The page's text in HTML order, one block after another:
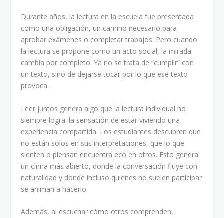
Durante años, la lectura en la escuela fue presentada
como una obligación, un camino necesario para
aprobar exámenes o completar trabajos. Pero cuando
la lectura se propone como un acto social, la mirada
cambia por completo. Ya no se trata de “cumplir” con
un texto, sino de dejarse tocar por lo que ese texto
provoca.
Leer juntos genera algo que la lectura individual no
siempre logra: la sensación de estar viviendo una
experiencia compartida. Los estudiantes descubren que
no están solos en sus interpretaciones, que lo que
sienten o piensan encuentra eco en otros. Esto genera
un clima más abierto, donde la conversación fluye con
naturalidad y donde incluso quienes no suelen participar
se animan a hacerlo.
Además, al escuchar cómo otros comprenden,